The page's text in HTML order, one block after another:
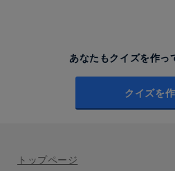
あなたもクイズを作っ
クイズを
トップページ